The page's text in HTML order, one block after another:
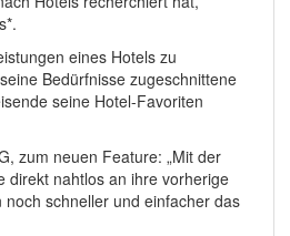
eines Hotels zu
Bedürfnisse zugeschnittene
seine Hotel-Favoriten
zum neuen Feature: „Mit der
direkt nahtlos an ihre vorherige
schneller und einfacher das